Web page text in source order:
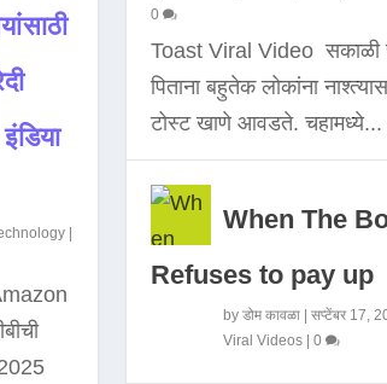
|
0
Toast Viral Video सकाळी
पिताना बहुतेक लोकांना
टोस्ट खाणे आवडते. चहामध्ये...
When The
Refuses to pay up
by डोम कावळा| सप्टेंबर 17,
Viral Videos| 0